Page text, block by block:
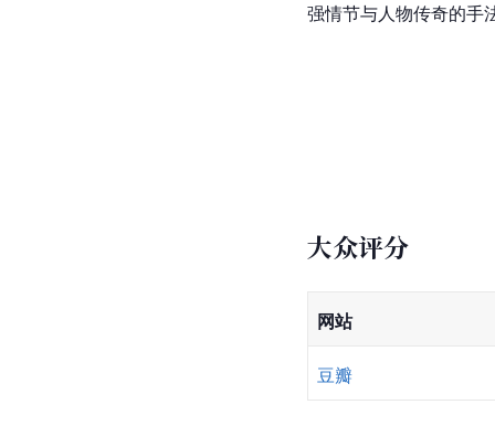
强情节与人物传奇的手
大众评分
网站
豆瓣